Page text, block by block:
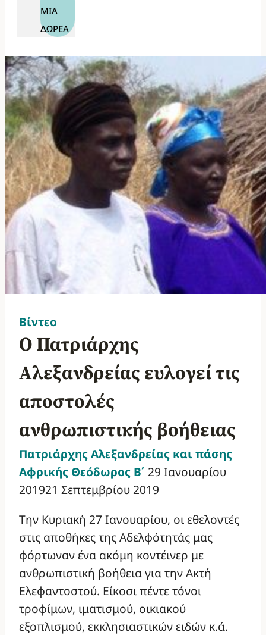
ΜΊΑ
ΔΩΡΕΆ
Βίντεο
Ο Πατριάρχης
Αλεξανδρείας ευλογεί τις
αποστολές
ανθρωπιστικής βοήθειας
Πατριάρχης Αλεξανδρείας και πάσης
Αφρικής Θεόδωρος Β΄ 29 Ιανουαρίου
201921 Σεπτεμβρίου 2019
Την Κυριακή 27 Ιανουαρίου, οι εθελοντές
στις αποθήκες της Αδελφότητάς μας
φόρτωναν ένα ακόμη κοντέινερ με
ανθρωπιστική βοήθεια για την Ακτή
Ελεφαντοστού. Είκοσι πέντε τόνοι
τροφίμων, ιματισμού, οικιακού
εξοπλισμού, εκκλησιαστικών ειδών κ.ά.